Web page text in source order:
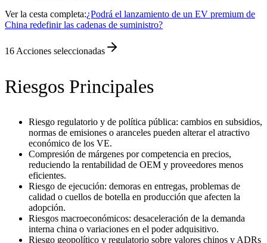
Ver la cesta completa:¿Podrá el lanzamiento de un EV premium de
China redefinir las cadenas de suministro?
16 Acciones seleccionadas
Riesgos Principales
Riesgo regulatorio y de política pública: cambios en subsidios,
normas de emisiones o aranceles pueden alterar el atractivo
económico de los VE.
Compresión de márgenes por competencia en precios,
reduciendo la rentabilidad de OEM y proveedores menos
eficientes.
Riesgo de ejecución: demoras en entregas, problemas de
calidad o cuellos de botella en producción que afecten la
adopción.
Riesgos macroeconómicos: desaceleración de la demanda
interna china o variaciones en el poder adquisitivo.
Riesgo geopolítico y regulatorio sobre valores chinos y ADRs